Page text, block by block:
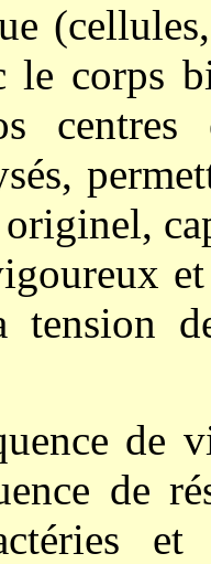
le corps
originel,
de
de